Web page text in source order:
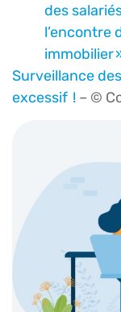
des
l’encontre
immobilier
Surveillance
excessif ! – ©